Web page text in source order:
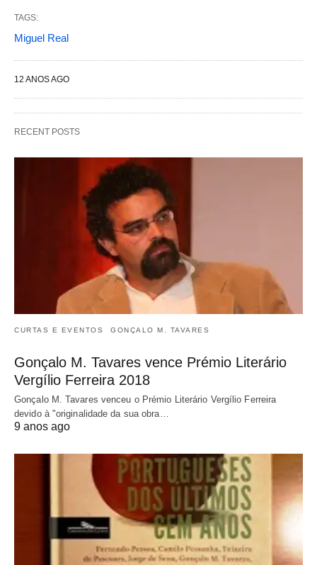
TAGS:
Miguel Real
12 ANOS AGO
RECENT POSTS
CURTAS E EVENTOS GONÇALO M. TAVARES
Gonçalo M. Tavares vence Prémio Literário
Vergílio Ferreira 2018
Gonçalo M. Tavares venceu o Prémio Literário Vergílio Ferreira
devido à "originalidade da sua obra…
9 anos ago